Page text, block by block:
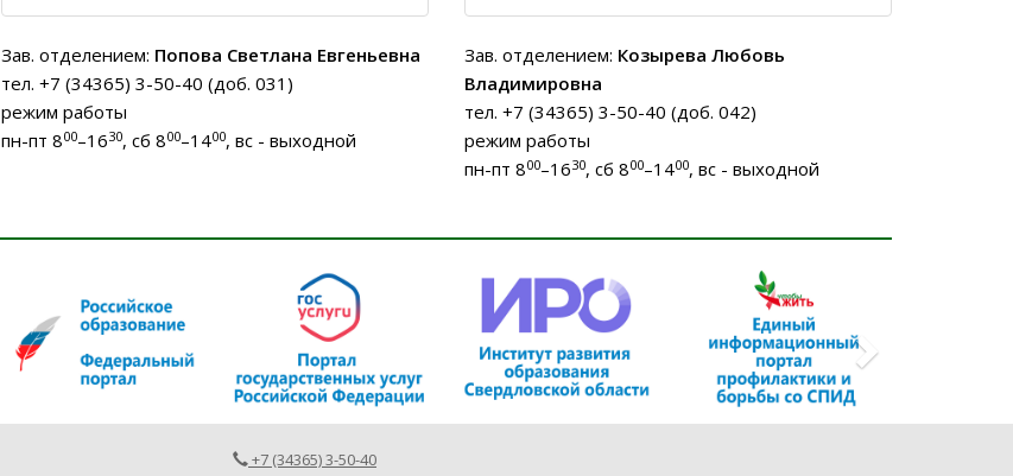
Зав. отделением: Попова Светлана Евгеньевна
тел. +7 (34365) 3-50-40 (доб. 031)
режим работы
пн-пт 800–1630, сб 800–1400, вс - выходной
Зав. отделением: Козырева Любовь
Владимировна
тел. +7 (34365) 3-50-40 (доб. 042)
режим работы
пн-пт 800–1630, сб 800–1400, вс - выходной
+7 (34365) 3-50-40